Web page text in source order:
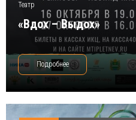
Театр
«Вдох – Выдох»
Подробнее